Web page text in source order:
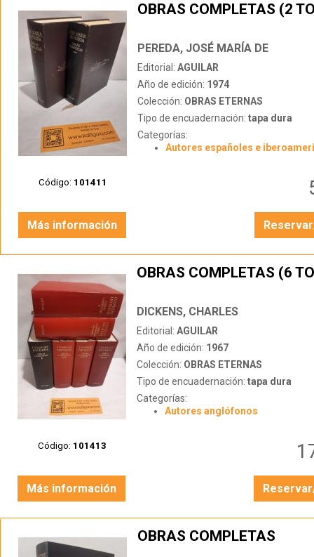
Código: 101411
OBRAS COMPLETAS (2
PEREDA, JOSÉ MARÍA DE
Editorial: AGUILAR
Año de edición: 1974
Colección: OBRAS ETERNAS
Tipo de encuadernación: tapa dura
Categorías:
Autores españoles e
Más información
Código: 101413
OBRAS COMPLETAS (6
DICKENS, CHARLES
Editorial: AGUILAR
Año de edición: 1967
Colección: OBRAS ETERNAS
Tipo de encuadernación: tapa dura
Categorías:
Autores anglófonos
Más información
OBRAS COMPLETAS